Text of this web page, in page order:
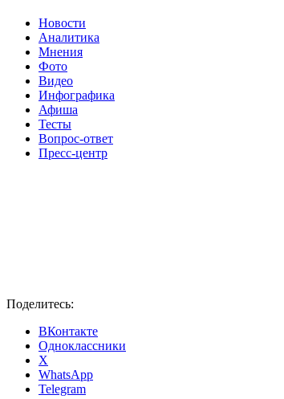
Новости
Аналитика
Мнения
Фото
Видео
Инфографика
Афиша
Тесты
Вопрос-ответ
Пресс-центр
Поделитесь:
ВКонтакте
Одноклассники
X
WhatsApp
Telegram